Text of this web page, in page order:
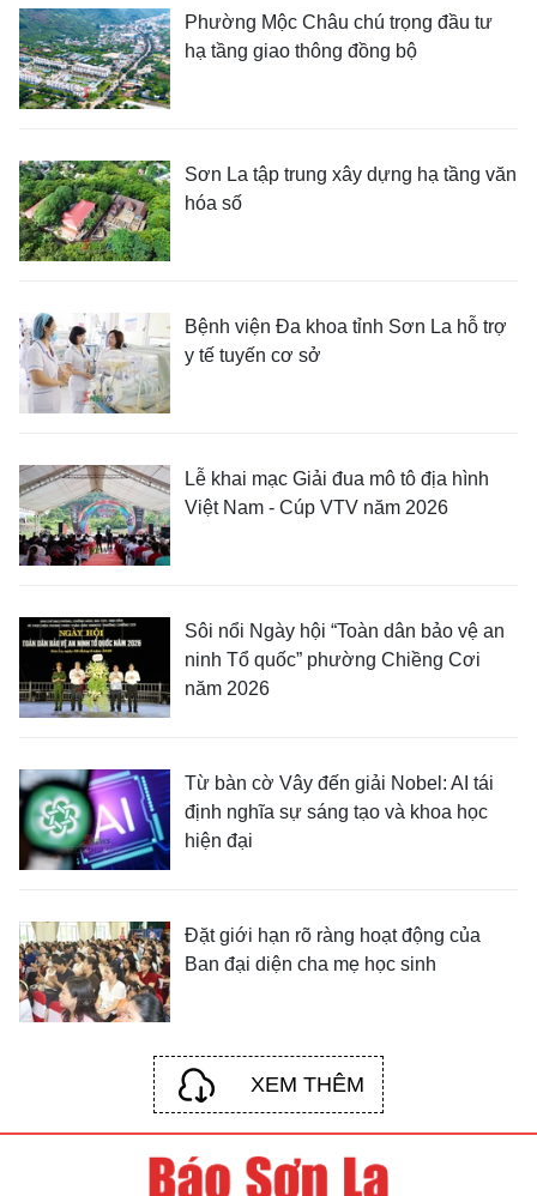
Phường Mộc Châu chú trọng đầu tư
hạ tầng giao thông đồng bộ
Sơn La tập trung xây dựng hạ tầng văn
hóa số
Bệnh viện Đa khoa tỉnh Sơn La hỗ trợ
y tế tuyến cơ sở
Lễ khai mạc Giải đua mô tô địa hình
Việt Nam - Cúp VTV năm 2026
Sôi nổi Ngày hội “Toàn dân bảo vệ an
ninh Tổ quốc” phường Chiềng Cơi
năm 2026
Từ bàn cờ Vây đến giải Nobel: AI tái
định nghĩa sự sáng tạo và khoa học
hiện đại
Đặt giới hạn rõ ràng hoạt động của
Ban đại diện cha mẹ học sinh
XEM THÊM